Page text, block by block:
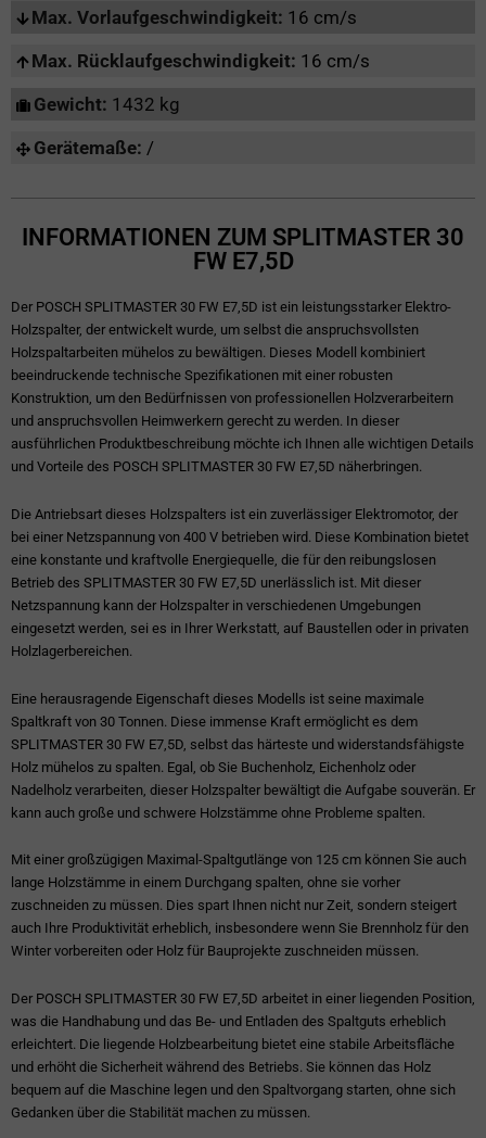
Max. Vorlaufgeschwindigkeit: 16 cm/s
Max. Rücklaufgeschwindigkeit: 16 cm/s
Gewicht: 1432 kg
Gerätemaße: /
INFORMATIONEN ZUM SPLITMASTER 30
FW E7,5D
Der POSCH SPLITMASTER 30 FW E7,5D ist ein leistungsstarker Elektro-
Holzspalter, der entwickelt wurde, um selbst die anspruchsvollsten
Holzspaltarbeiten mühelos zu bewältigen. Dieses Modell kombiniert
beeindruckende technische Spezifikationen mit einer robusten
Konstruktion, um den Bedürfnissen von professionellen Holzverarbeitern
und anspruchsvollen Heimwerkern gerecht zu werden. In dieser
ausführlichen Produktbeschreibung möchte ich Ihnen alle wichtigen Details
und Vorteile des POSCH SPLITMASTER 30 FW E7,5D näherbringen.
Die Antriebsart dieses Holzspalters ist ein zuverlässiger Elektromotor, der
bei einer Netzspannung von 400 V betrieben wird. Diese Kombination bietet
eine konstante und kraftvolle Energiequelle, die für den reibungslosen
Betrieb des SPLITMASTER 30 FW E7,5D unerlässlich ist. Mit dieser
Netzspannung kann der Holzspalter in verschiedenen Umgebungen
eingesetzt werden, sei es in Ihrer Werkstatt, auf Baustellen oder in privaten
Holzlagerbereichen.
Eine herausragende Eigenschaft dieses Modells ist seine maximale
Spaltkraft von 30 Tonnen. Diese immense Kraft ermöglicht es dem
SPLITMASTER 30 FW E7,5D, selbst das härteste und widerstandsfähigste
Holz mühelos zu spalten. Egal, ob Sie Buchenholz, Eichenholz oder
Nadelholz verarbeiten, dieser Holzspalter bewältigt die Aufgabe souverän. Er
kann auch große und schwere Holzstämme ohne Probleme spalten.
Mit einer großzügigen Maximal-Spaltgutlänge von 125 cm können Sie auch
lange Holzstämme in einem Durchgang spalten, ohne sie vorher
zuschneiden zu müssen. Dies spart Ihnen nicht nur Zeit, sondern steigert
auch Ihre Produktivität erheblich, insbesondere wenn Sie Brennholz für den
Winter vorbereiten oder Holz für Bauprojekte zuschneiden müssen.
Der POSCH SPLITMASTER 30 FW E7,5D arbeitet in einer liegenden Position,
was die Handhabung und das Be- und Entladen des Spaltguts erheblich
erleichtert. Die liegende Holzbearbeitung bietet eine stabile Arbeitsfläche
und erhöht die Sicherheit während des Betriebs. Sie können das Holz
bequem auf die Maschine legen und den Spaltvorgang starten, ohne sich
Gedanken über die Stabilität machen zu müssen.